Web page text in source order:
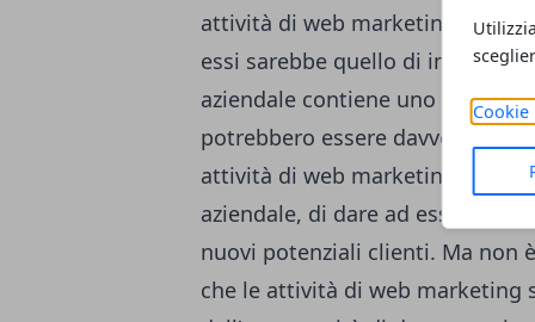
Cookie
attività di web marketing si
essi sarebbe quello di
aziendale contiene uno
potrebbero essere davvero
attività di web marketing si
aziendale, di dare ad esso
nuovi potenziali clienti. Ma non
che le attività di web marketing